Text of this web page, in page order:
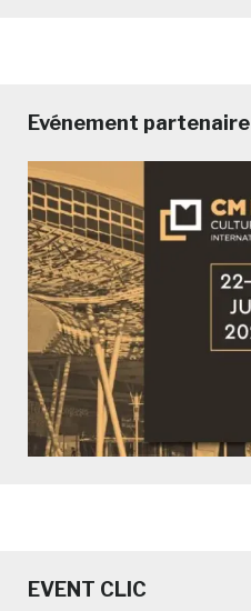
Evénement partenaire
EVENT CLIC